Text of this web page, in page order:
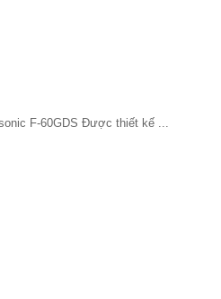
F-60GDS Được thiết kế ...